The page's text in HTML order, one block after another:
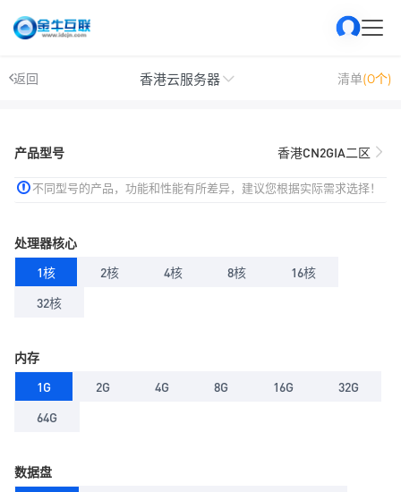
返回 香港云服务器 清单(0个)
产品型号 香港CN2GIA二区
不同型号的产品，功能和性能有所差异，建议您根据实际需求选择！
处理器核心
1核
2核 4核 8核
16核
32核
内存
1G
2G 4G 8G 16G
32G
64G
数据盘